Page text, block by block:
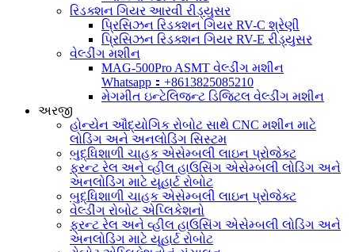
રિડક્શન ગિયર આરવી રીડ્યુસર
પ્રિસિઝન રિડક્શન ગિયર RV-C શ્રેણી
પ્રિસિઝન રિડક્શન ગિયર RV-E રીડ્યુસર
વેલ્ડીંગ મશીન
MAG-500Pro ASMT વેલ્ડીંગ મશીન
Whatsapp：+8613825085210
મેગમીત ઇન્ટેલિજન્ટ ડિજિટલ વેલ્ડીંગ મશીન
અરજી
હોન્યેન ઔદ્યોગિક રોબોટ સાથે CNC મશીન માટે
લોડિંગ અને અનલોડિંગ સિસ્ટમ
બુદ્ધિશાળી ચાહક એસેમ્બલી લાઇન પ્રોજેક્ટ
ફ્રન્ટ રેલ અને વ્હીલ હાઉસિંગ એસેમ્બલી લોડિંગ અને
અનલોડિંગ માટે યૂહાર્ટ રોબોટ
બુદ્ધિશાળી ચાહક એસેમ્બલી લાઇન પ્રોજેક્ટ
વેલ્ડીંગ રોબોટ એપ્લિકેશનો
ફ્રન્ટ રેલ અને વ્હીલ હાઉસિંગ એસેમ્બલી લોડિંગ અને
અનલોડિંગ માટે યૂહાર્ટ રોબોટ